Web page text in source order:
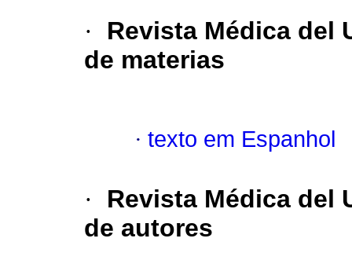
·
Revista Médica del
de materias
· texto em Espanhol
·
Revista Médica del
de autores